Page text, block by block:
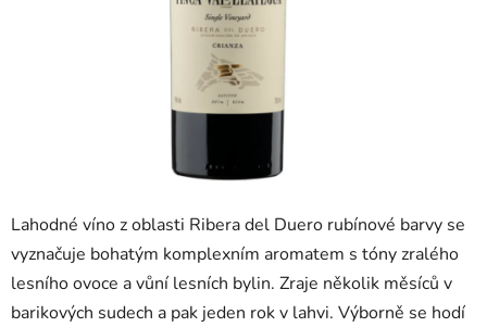
Lahodné víno z oblasti Ribera del Duero rubínové barvy se
vyznačuje bohatým komplexním aromatem s tóny zralého
lesního ovoce a vůní lesních bylin. Zraje několik měsíců v
barikových sudech a pak jeden rok v lahvi. Výborně se hodí